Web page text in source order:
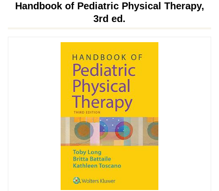
Handbook of Pediatric Physical Therapy,
3rd ed.